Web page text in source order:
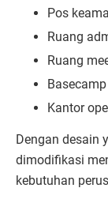
Pos
Ruang
Ruang
Kantor
Dengan desain
dimodifikasi
kebutuhan